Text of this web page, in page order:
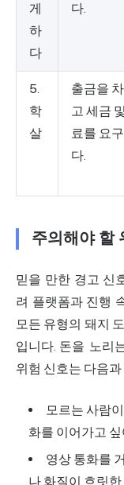
게
하
다
다.
5.
학
살
출금을
고 세금
료를 요
다.
주의해야 할
믿을 만한 경고 신
려 플랫폼과 진행
모든 유형의 돼지
입니다. 돈을 노리
위험 신호는 다음
모르는 사람
화를 이어가고
영상 통화를
나 화질이 흐릿